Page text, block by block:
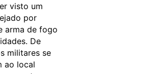
visto um
por
arma de fogo
De
militares se
ao local